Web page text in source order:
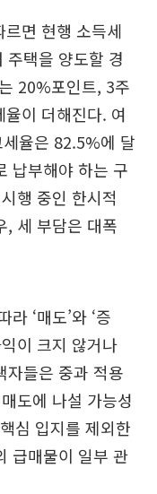
면 현행 소득세
주택을 양도할 경
20%포인트, 3주
이 더해진다. 여
율은 82.5%에 달
납부해야 하는 구
행 중인 한시적
, 세 부담은 대폭
‘매도’와 ‘증
이 크지 않거나
자들은 중과 적용
도에 나설 가능성
심 입지를 제외한
급매물이 일부 관